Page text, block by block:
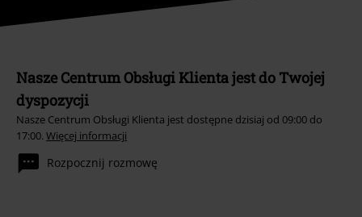
Nasze Centrum Obsługi Klienta jest do Twojej
dyspozycji
Nasze Centrum Obsługi Klienta jest dostępne dzisiaj od 09:00 do
17:00. Więcej informacji
Rozpocznij rozmowę